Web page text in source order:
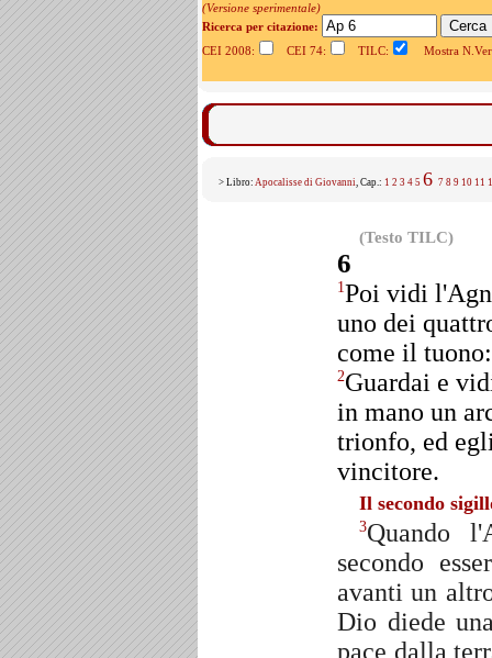
(Versione sperimentale)
Ricerca per citazione:
CEI 2008:
CEI 74: TILC: Mostra
> Libro: Apocalisse di Giovanni, Cap.: 1 2 3 4 5 6 7 8 9 10 11
(Testo TILC)
6
1Poi vidi
uno dei
come il
2Guardai e
in mano un
trionfo, ed
vincitore.
Il secondo
3Quando
secondo
avanti un
Dio diede
pace dalla